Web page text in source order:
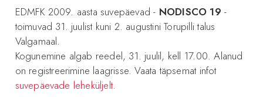
EDMFK 2009. aasta suvepäevad - NODISCO 19 -
toimuvad 31. juulist kuni 2. augustini Torupilli talus
Valgamaal.
Kogunemine algab reedel, 31. juulil, kell 17.00. Alanud
on registreerimine laagrisse. Vaata täpsemat infot
suvepäevade leheküljelt.